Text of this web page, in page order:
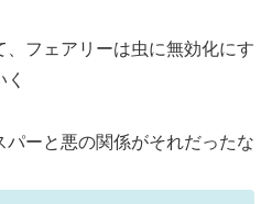
フェアリーは虫に無効化にす
ーと悪の関係がそれだったな